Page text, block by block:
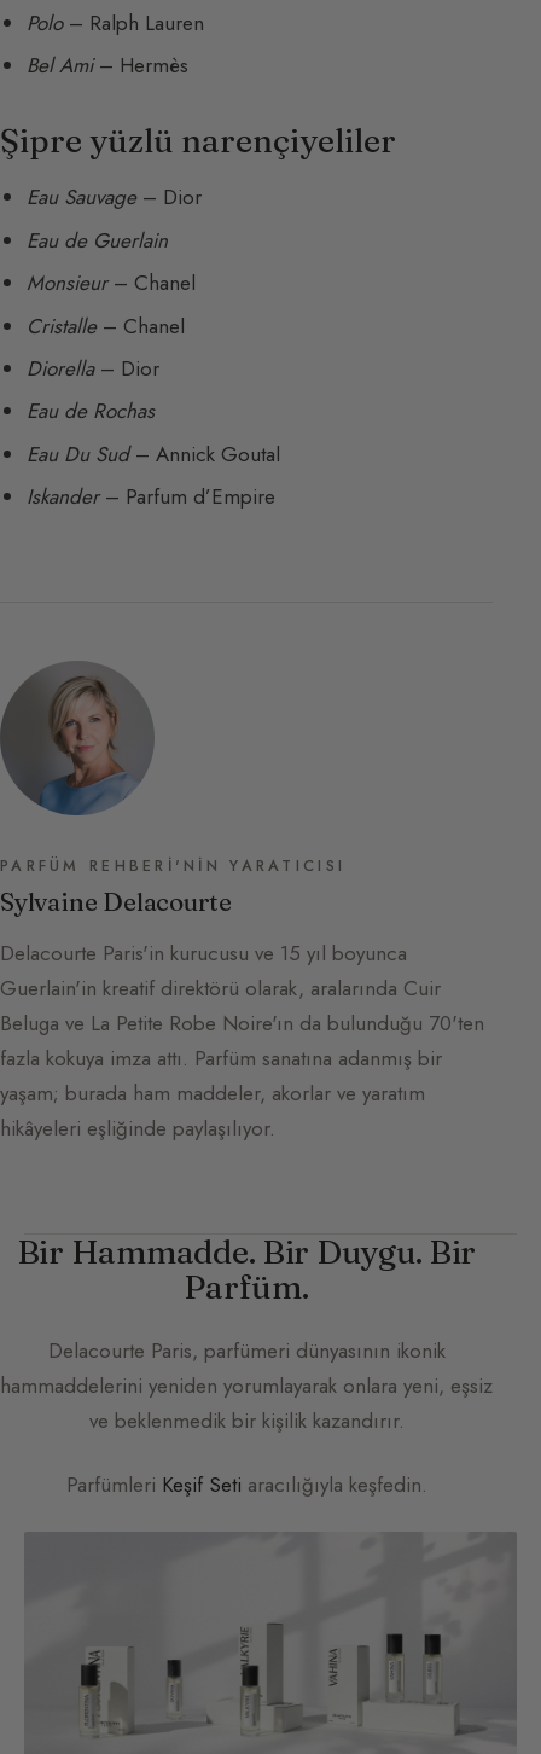
Polo– Ralph Lauren
Bel Ami– Hermès
Şipre yüzlü narençiyeliler
Eau Sauvage– Dior
Eau de Guerlain
Monsieur– Chanel
Cristalle– Chanel
Diorella– Dior
Eau de Rochas
Eau Du Sud– Annick Goutal
Iskander– Parfum d’Empire
PARFÜM REHBERI'NIN YARATICISI
Sylvaine Delacourte
Delacourte Paris'in kurucusu ve 15 yıl boyunca
Guerlain'in kreatif direktörü olarak, aralarında Cuir
Beluga ve La Petite Robe Noire'ın da bulunduğu 70'ten
fazla kokuya imza attı. Parfüm sanatına adanmış bir
yaşam; burada ham maddeler, akorlar ve yaratım
hikâyeleri eşliğinde paylaşılıyor.
Bir Hammadde. Bir Duygu. Bir
Parfüm.
Delacourte Paris, parfümeri dünyasının ikonik
hammaddelerini yeniden yorumlayarak onlara yeni, eşsiz
ve beklenmedik bir kişilik kazandırır.
Parfümleri Keşif Seti aracılığıyla keşfedin.